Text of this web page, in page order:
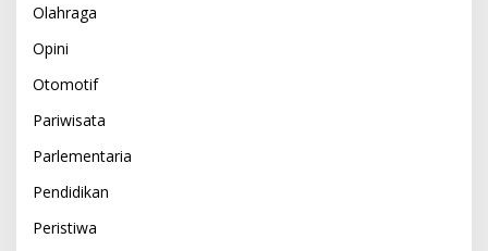
Olahraga
Opini
Otomotif
Pariwisata
Parlementaria
Pendidikan
Peristiwa